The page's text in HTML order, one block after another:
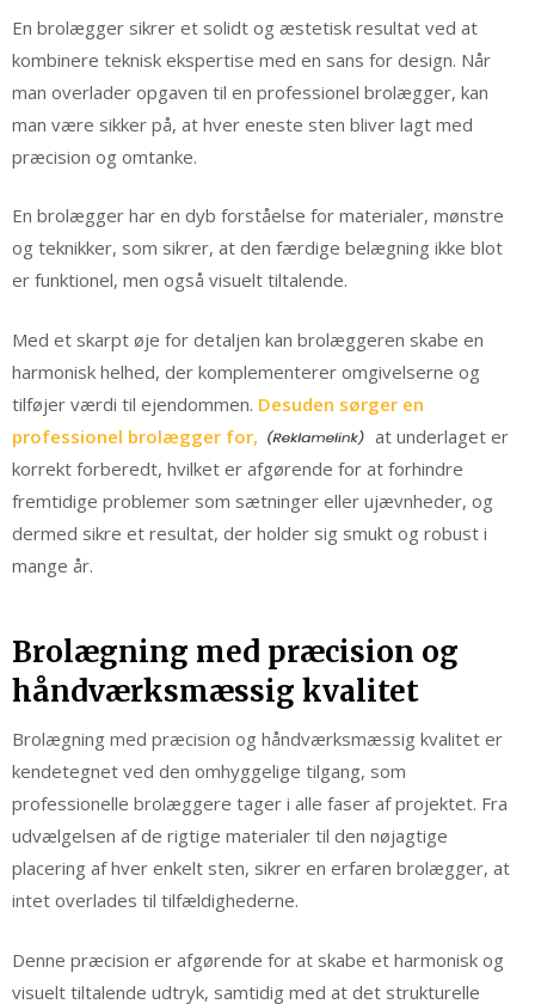
En brolægger sikrer et solidt og æstetisk resultat ved at
kombinere teknisk ekspertise med en sans for design. Når
man overlader opgaven til en professionel brolægger, kan
man være sikker på, at hver eneste sten bliver lagt med
præcision og omtanke.
En brolægger har en dyb forståelse for materialer, mønstre
og teknikker, som sikrer, at den færdige belægning ikke blot
er funktionel, men også visuelt tiltalende.
Med et skarpt øje for detaljen kan brolæggeren skabe en
harmonisk helhed, der komplementerer omgivelserne og
tilføjer værdi til ejendommen. Desuden sørger en
professionel brolægger for,
at underlaget er
korrekt forberedt, hvilket er afgørende for at forhindre
fremtidige problemer som sætninger eller ujævnheder, og
dermed sikre et resultat, der holder sig smukt og robust i
mange år.
Brolægning med præcision og
håndværksmæssig kvalitet
Brolægning med præcision og håndværksmæssig kvalitet er
kendetegnet ved den omhyggelige tilgang, som
professionelle brolæggere tager i alle faser af projektet. Fra
udvælgelsen af de rigtige materialer til den nøjagtige
placering af hver enkelt sten, sikrer en erfaren brolægger, at
intet overlades til tilfældighederne.
Denne præcision er afgørende for at skabe et harmonisk og
visuelt tiltalende udtryk, samtidig med at det strukturelle